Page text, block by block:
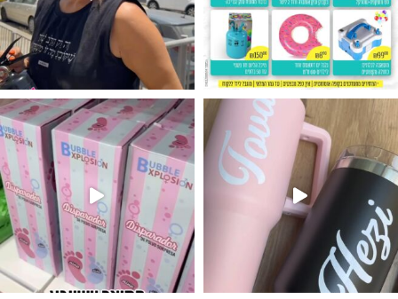
מטף לגילוי מין העובר חזר למלא